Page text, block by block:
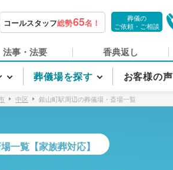
コールスタッフ総勢65名！
葬儀の
ご依頼・ご相談
法事・法要 香典返し
葬儀場を探す お客様の声
中区 銀山町駅周辺の葬儀場・斎場一覧
一覧【家族葬対応】